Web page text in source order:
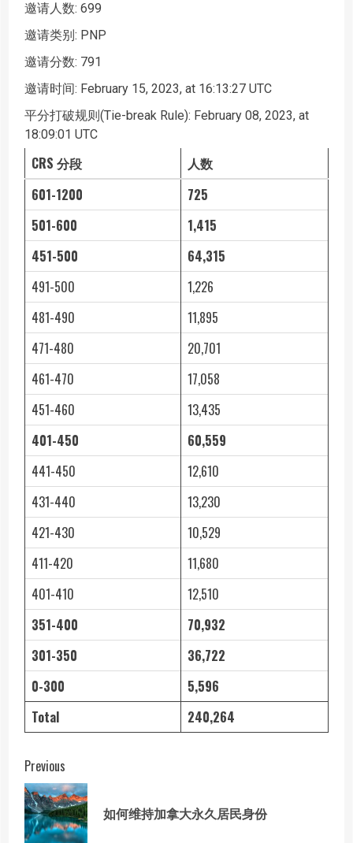
邀请人数: 699
邀请类别: PNP
邀请分数: 791
邀请时间: February 15, 2023, at 16:13:27 UTC
平分打破规则(Tie-break Rule): February 08, 2023, at
18:09:01 UTC
CRS 分段
人数
601-1200
725
501-600
1,415
451-500
64,315
491-500
1,226
481-490
11,895
471-480
20,701
461-470
17,058
451-460
13,435
401-450
60,559
441-450
12,610
431-440
13,230
421-430
10,529
411-420
11,680
401-410
12,510
351-400
70,932
301-350
36,722
0-300
5,596
Total
240,264
Post
navigation
Previous
如何维持加拿大永久居民身份